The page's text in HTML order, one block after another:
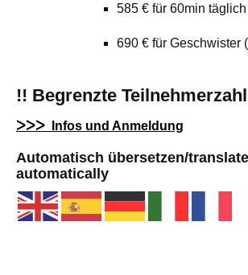
585 € für 60min täglich
690 € für Geschwister
!! Begrenzte
ᐳᐳᐳ Infos und Anmeldung
Automatisch übersetzen/translate
automatically